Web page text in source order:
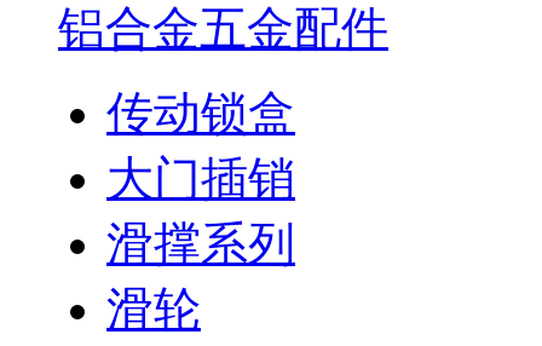
铝合金五金配件
传动锁盒
大门插销
滑撑系列
滑轮